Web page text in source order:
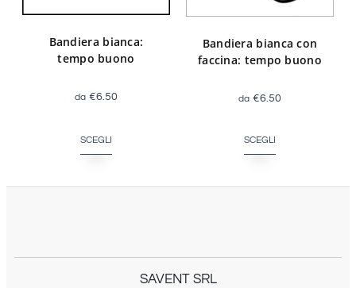
Bandiera bianca:
tempo buono
€6.50
SCEGLI
Bandiera bianca con
faccina: tempo buono
€6.50
SCEGLI
SAVENT SRL